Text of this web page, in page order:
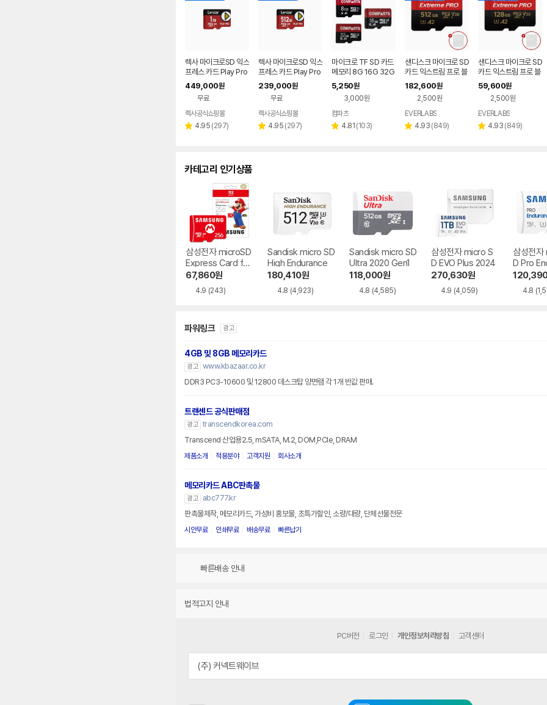
렉사 마이크로SD 익스
프레스 카드 Play Pro
닌텐도스위치2 메모리
1TB
449,000원
무료
렉사공식쇼핑몰
별 4.95 리
(297)
렉사 마이크로SD 익스
프레스 카드 Play Pro
닌텐도스위치2 메모리
512GB
239,000원
무료
렉사공식쇼핑몰
별 4.95 리
(297)
마이크로 TF SD 카드
메모리 8G 16G 32G
블랙박스 등 활용
5,250원
3,000원
컴파츠
별 4.81 리
(103)
샌디스크 마이크로 SD
카드 익스트림 프로 블
랙박스 카메라 메모리
+케이스 512GB
182,600원
2,500원
페이
EVERLABS
별 4.93 리
(849)
샌디스크 마이크로 SD
카드 익스트림 프로 블
랙박스 카메라 메모리
+케이스 128GB
59,600원
2,500원
페이
EVERLABS
별 4.93 리
(849)
카테고리 인기상품
삼성전자 microSD
Express Card for
Nintendo Switch
67,860원
4.9 (243)
Sandisk micro SD
High Endurance
180,410원
4.8 (4,923)
Sandisk micro SD
Ultra 2020 Gen1
118,000원
4.8 (4,585)
삼성전자 micro S
D EVO Plus 2024
270,630원
4.9 (4,059)
삼성전
D Pro
2022
4.8
파워링크 광고
4GB 및 8GB 메모리카드
광고 www.kbazaar.co.kr
DDR3 PC3-10600 및 12800 데스크탑 양면램 각 1개 반값 판매.
트랜센드 공식판매점
광고 transcendkorea.com
Transcend 산업용2.5, mSATA, M.2, DOM,PCIe, DRAM
제품소개 적용분야 고객지원 회사소개
메모리카드 ABC판촉물
광고
abc777.kr
판촉물제작, 메모리카드, 가성비 홍보물, 초특가할인, 소량/대량, 단체선물전문
시안무료 인쇄무료 배송무료 빠른납기
빠른배송 안내
법적고지 안내
PC버전 로그인 개인정보처리방침 고객센터
(주) 커넥트웨이브